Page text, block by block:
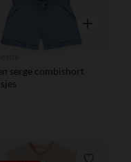
Snel
serge combishort